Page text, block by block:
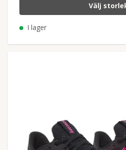
Välj
I lager